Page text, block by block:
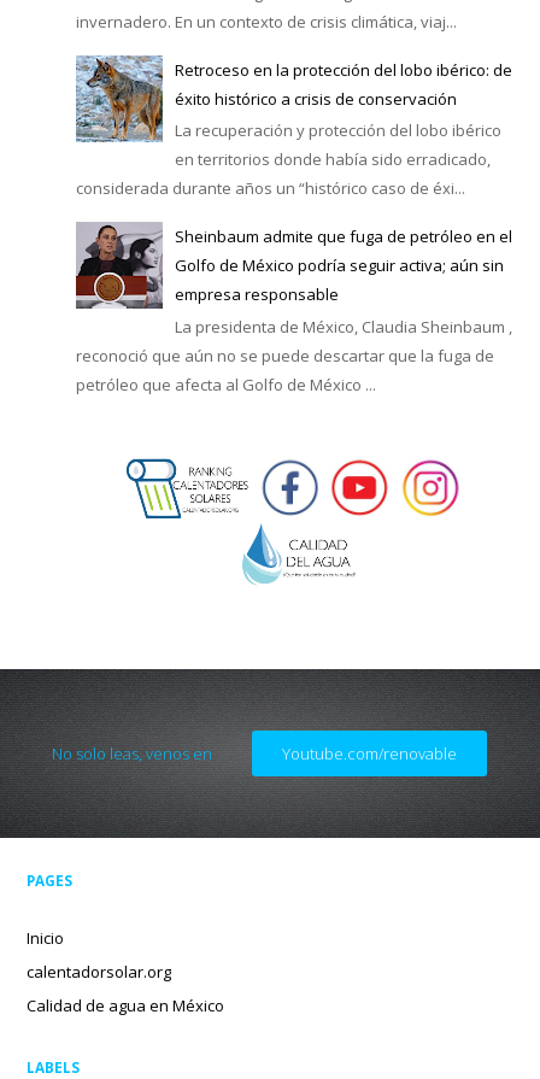
invernadero. En un contexto de crisis climática, viaj...
Retroceso en la protección del lobo ibérico: de
éxito histórico a crisis de conservación
La recuperación y protección del lobo ibérico
en territorios donde había sido erradicado,
considerada durante años un “histórico caso de éxi...
Sheinbaum admite que fuga de petróleo en el
Golfo de México podría seguir activa; aún sin
empresa responsable
La presidenta de México, Claudia Sheinbaum ,
reconoció que aún no se puede descartar que la fuga de
petróleo que afecta al Golfo de México ...
No solo leas, venos en Youtube.com/renovable
PAGES
Inicio
calentadorsolar.org
Calidad de agua en México
LABELS